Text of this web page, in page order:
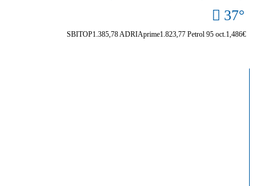
37°
SBITOP1.385,78ADRIAprime1.823,77 Petrol 95 oct.1,486€